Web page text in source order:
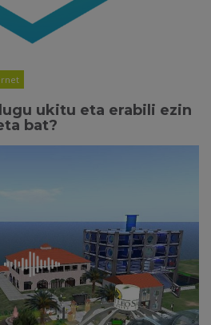
ukitu eta erabili ezin
bat?